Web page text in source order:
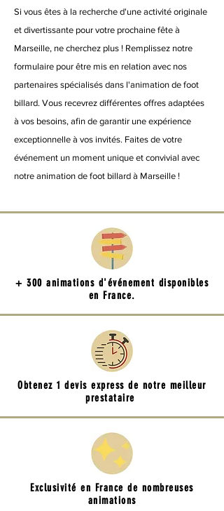
Si vous êtes à la recherche d'une activité originale
et divertissante pour votre prochaine fête à
Marseille, ne cherchez plus ! Remplissez notre
formulaire pour être mis en relation avec nos
partenaires spécialisés dans l'animation de foot
billard. Vous recevrez différentes offres adaptées
à vos besoins, afin de garantir une expérience
exceptionnelle à vos invités. Faites de votre
événement un moment unique et convivial avec
notre animation de foot billard à Marseille !
+ 300 animations d'événement disponibles
en France.
Obtenez 1 devis express de notre meilleur
prestataire
Exclusivité en France de nombreuses
animations